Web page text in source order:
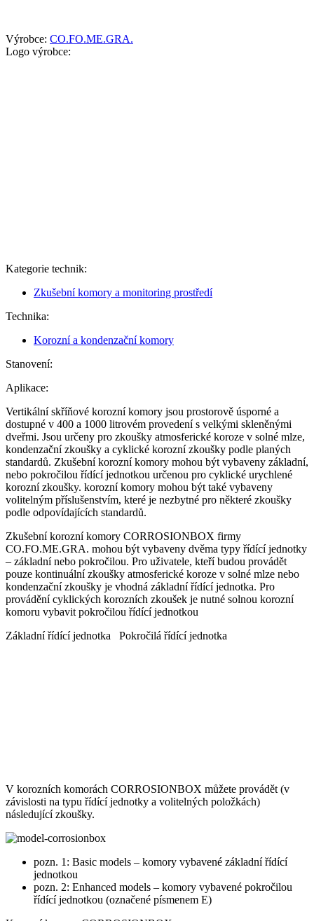
Výrobce: CO.FO.ME.GRA.
Logo výrobce:
Kategorie technik:
Zkušební komory a monitoring prostředí
Technika:
Korozní a kondenzační komory
Stanovení:
Aplikace:
Vertikální skříňové korozní komory jsou prostorově úsporné a
dostupné v 400 a 1000 litrovém provedení s velkými skleněnými
dveřmi. Jsou určeny pro zkoušky atmosferické koroze v solné mlze,
kondenzační zkoušky a cyklické korozní zkoušky podle planých
standardů. Zkušební korozní komory mohou být vybaveny základní,
nebo pokročilou řídící jednotkou určenou pro cyklické urychlené
korozní zkoušky. korozní komory mohou být také vybaveny
volitelným příslušenstvím, které je nezbytné pro některé zkoušky
podle odpovídajících standardů.
Zkušební korozní komory CORROSIONBOX firmy
CO.FO.ME.GRA. mohou být vybaveny dvěma typy řídící jednotky
– základní nebo pokročilou. Pro uživatele, kteří budou provádět
pouze kontinuální zkoušky atmosferické koroze v solné mlze nebo
kondenzační zkoušky je vhodná základní řídící jednotka. Pro
provádění cyklických korozních zkoušek je nutné solnou korozní
komoru vybavit pokročilou řídící jednotkou
Základní řídící jednotka Pokročilá řídící jednotka
V korozních komorách CORROSIONBOX můžete provádět (v
závislosti na typu řídící jednotky a volitelných položkách)
následující zkoušky.
pozn. 1: Basic models – komory vybavené základní řídící
jednotkou
pozn. 2: Enhanced models – komory vybavené pokročilou
řídící jednotkou (označené písmenem E)